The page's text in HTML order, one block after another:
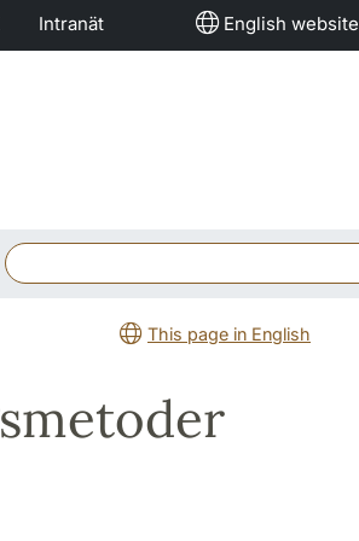
Intranät English website
This page in English